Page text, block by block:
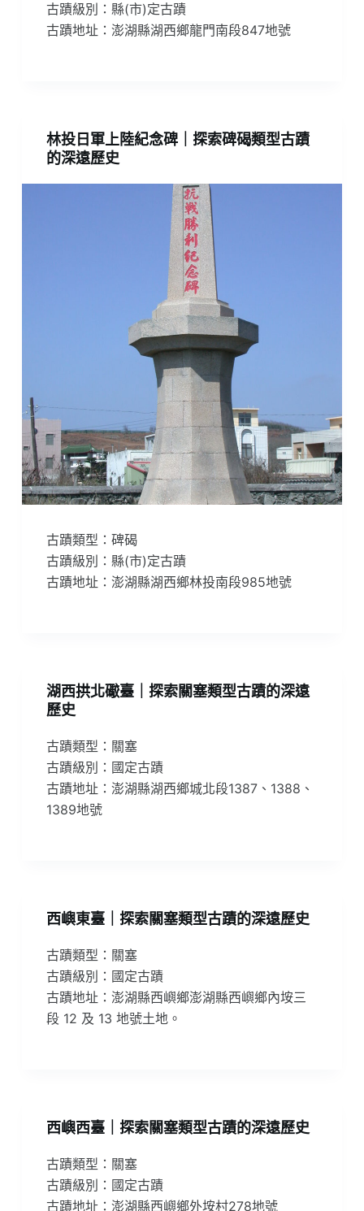
古蹟級別：縣(市)定古蹟
古蹟地址：澎湖縣湖西鄉龍門南段847地號
林投日軍上陸紀念碑｜探索碑碣類型古蹟
的深遠歷史
古蹟類型：碑碣
古蹟級別：縣(市)定古蹟
古蹟地址：澎湖縣湖西鄉林投南段985地號
湖西拱北礮臺｜探索關塞類型古蹟的深遠
歷史
古蹟類型：關塞
古蹟級別：國定古蹟
古蹟地址：澎湖縣湖西鄉城北段1387、1388、
1389地號
西嶼東臺｜探索關塞類型古蹟的深遠歷史
古蹟類型：關塞
古蹟級別：國定古蹟
古蹟地址：澎湖縣西嶼鄉澎湖縣西嶼鄉內垵三
段 12 及 13 地號土地。
西嶼西臺｜探索關塞類型古蹟的深遠歷史
古蹟類型：關塞
古蹟級別：國定古蹟
古蹟地址：澎湖縣西嶼鄉外垵村278地號